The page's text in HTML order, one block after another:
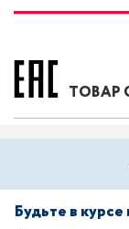
ТОВАР
Будьте в